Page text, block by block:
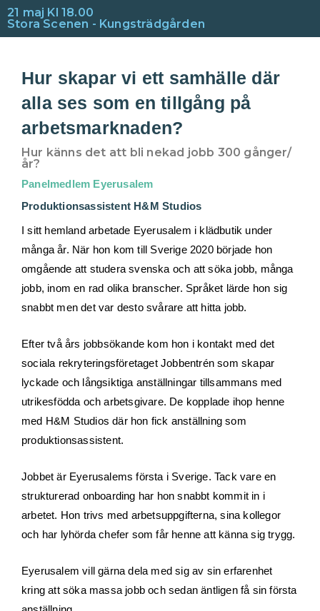
Hoppa
till
21 maj Kl 18.00
Stora Scenen - Kungsträdgården
Hur skapar vi ett samhälle där
alla ses som en tillgång på
arbetsmarknaden?
Hur känns det att bli nekad jobb 300 gånger/
år?
Panelmedlem Eyerusalem
Produktionsassistent H&M Studios
I sitt hemland arbetade Eyerusalem i klädbutik under
många år. När hon kom till Sverige 2020 började hon
omgående att studera svenska och att söka jobb, många
jobb, inom en rad olika branscher. Språket lärde hon sig
snabbt men det var desto svårare att hitta jobb.
Efter två års jobbsökande kom hon i kontakt med det
sociala rekryteringsföretaget Jobbentrén som skapar
lyckade och långsiktiga anställningar tillsammans med
utrikesfödda och arbetsgivare. De kopplade ihop henne
med H&M Studios där hon fick anställning som
produktionsassistent.
Jobbet är Eyerusalems första i Sverige. Tack vare en
strukturerad onboarding har hon snabbt kommit in i
arbetet. Hon trivs med arbetsuppgifterna, sina kollegor
och har lyhörda chefer som får henne att känna sig trygg.
Eyerusalem vill gärna dela med sig av sin erfarenhet
kring att söka massa jobb och sedan äntligen få sin första